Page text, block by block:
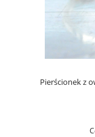
Pierścionek z